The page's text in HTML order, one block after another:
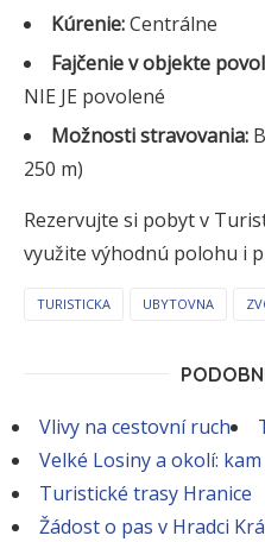
Kúrenie:Centrálne
Fajčenie v objekte
NIE JE povolené
Možnosti stravovania:
250 m)
Rezervujte si pobyt v
využite výhodnú polohu i
TURISTICKA UBYTOVNA
Vlivy na cestovní ruch
Velké Losiny a okolí:
Turistické trasy Hranice
Žádost o pas v Hradci